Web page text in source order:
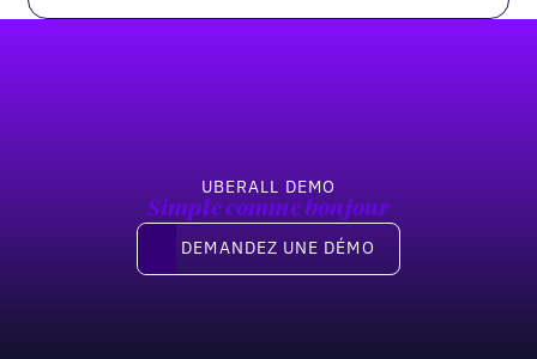
UBERALL DEMO
Simple comme bonjour
Demandez une démo
DEMANDEZ UNE DÉMO